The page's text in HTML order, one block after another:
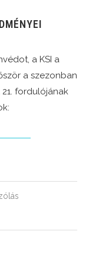
a KSI a
a szezonban
21. fordulójának